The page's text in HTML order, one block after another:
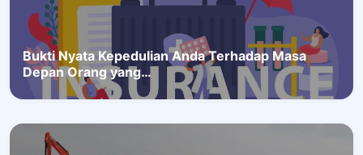
Bukti Nyata Kepedulian Anda Terhadap Masa
Depan Orang yang…